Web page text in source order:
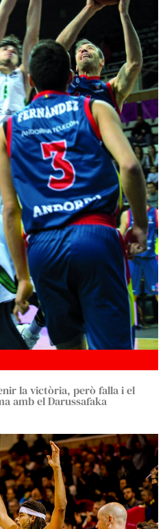
la victòria, però falla i el
amb el Darussafaka